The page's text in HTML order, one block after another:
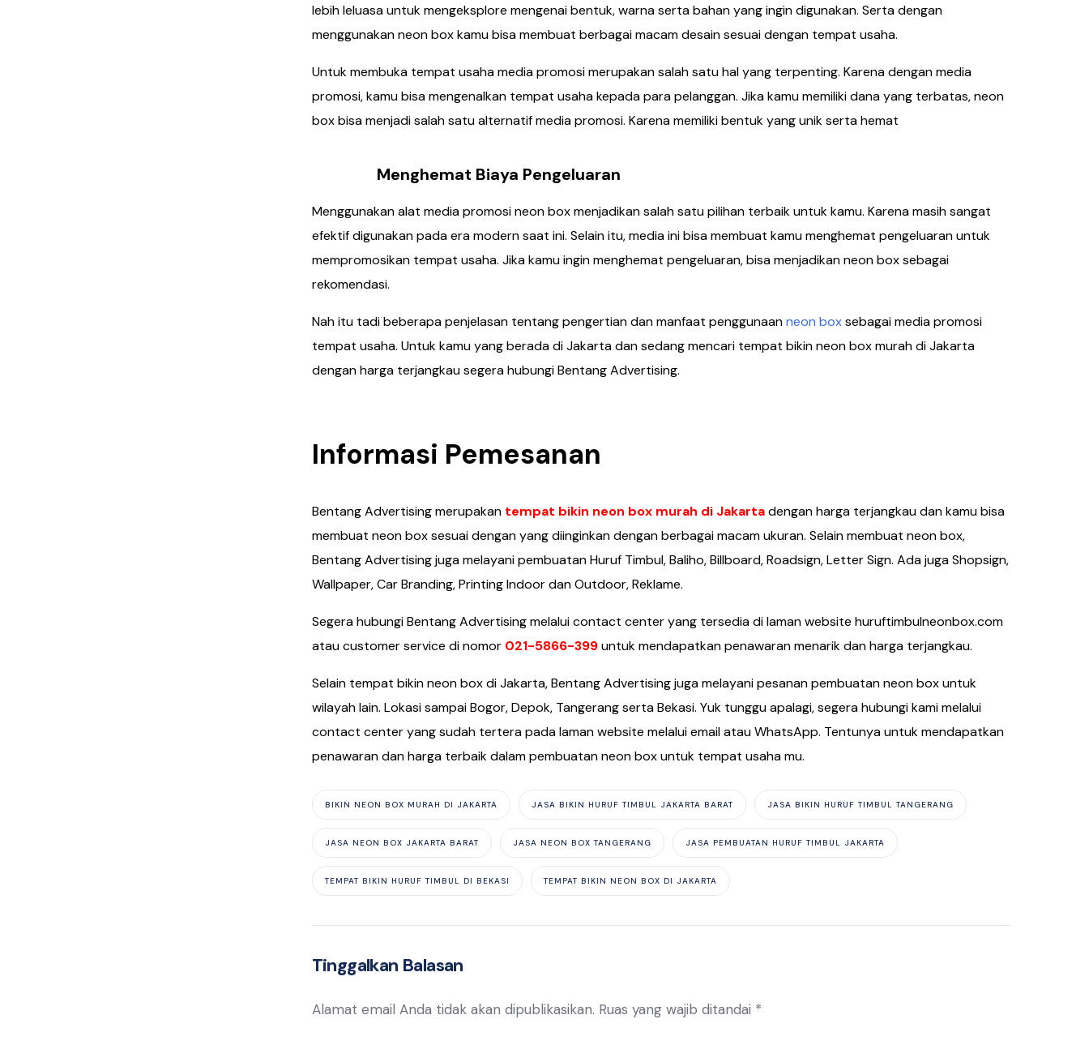
lebih leluasa untuk mengeksplore mengenai bentuk, warna serta bahan yang ingin digunakan. Serta dengan
menggunakan neon box kamu bisa membuat berbagai macam desain sesuai dengan tempat usaha.
Untuk membuka tempat usaha media promosi merupakan salah satu hal yang terpenting. Karena dengan media
promosi, kamu bisa mengenalkan tempat usaha kepada para pelanggan. Jika kamu memiliki dana yang terbatas, neon
box bisa menjadi salah satu alternatif media promosi. Karena memiliki bentuk yang unik serta hemat
Menghemat Biaya Pengeluaran
Menggunakan alat media promosi neon box menjadikan salah satu pilihan terbaik untuk kamu. Karena masih sangat
efektif digunakan pada era modern saat ini. Selain itu, media ini bisa membuat kamu menghemat pengeluaran untuk
mempromosikan tempat usaha. Jika kamu ingin menghemat pengeluaran, bisa menjadikan neon box sebagai
rekomendasi.
Nah itu tadi beberapa penjelasan tentang pengertian dan manfaat penggunaanneon boxsebagai media promosi
tempat usaha. Untuk kamu yang berada di Jakarta dan sedang mencari tempat bikin neon box murah di Jakarta
dengan harga terjangkau segera hubungi Bentang Advertising.
Informasi Pemesanan
Bentang Advertising merupakan tempat bikin neon box murah di Jakartadengan harga terjangkau dan kamu bisa
membuat neon box sesuai dengan yang diinginkan dengan berbagai macam ukuran. Selain membuat neon box,
Bentang Advertising juga melayani pembuatan Huruf Timbul, Baliho, Billboard, Roadsign, Letter Sign. Ada juga Shopsign,
Wallpaper, Car Branding, Printing Indoor dan Outdoor, Reklame.
Segera hubungi Bentang Advertising melalui contact center yang tersedia di laman website huruftimbulneonbox.com
atau customer service di nomor 021-5866-399untuk mendapatkan penawaran menarik dan harga terjangkau.
Selain tempat bikin neon box di Jakarta, Bentang Advertising juga melayani pesanan pembuatan neon box untuk
wilayah lain. Lokasi sampai Bogor, Depok, Tangerang serta Bekasi. Yuk tunggu apalagi, segera hubungi kami melalui
contact center yang sudah tertera pada laman website melalui email atau WhatsApp. Tentunya untuk mendapatkan
penawaran dan harga terbaik dalam pembuatan neon box untuk tempat usaha mu.
BIKIN NEON BOX MURAH DI JAKARTA JASA BIKIN HURUF TIMBUL JAKARTA BARAT JASA BIKIN HURUF TIMBUL TANGERANG
JASA NEON BOX JAKARTA BARAT JASA NEON BOX TANGERANG JASA PEMBUATAN HURUF TIMBUL JAKARTA
TEMPAT BIKIN HURUF TIMBUL DI BEKASI TEMPAT BIKIN NEON BOX DI JAKARTA
Tinggalkan Balasan
Alamat email Anda tidak akan dipublikasikan. Ruas yang wajib ditandai *